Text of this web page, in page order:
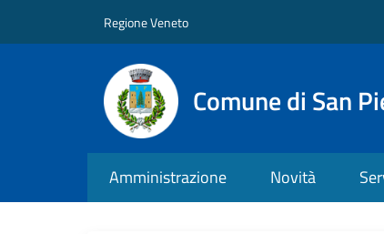
Regione Veneto
Comune di San
Amministrazione Novità